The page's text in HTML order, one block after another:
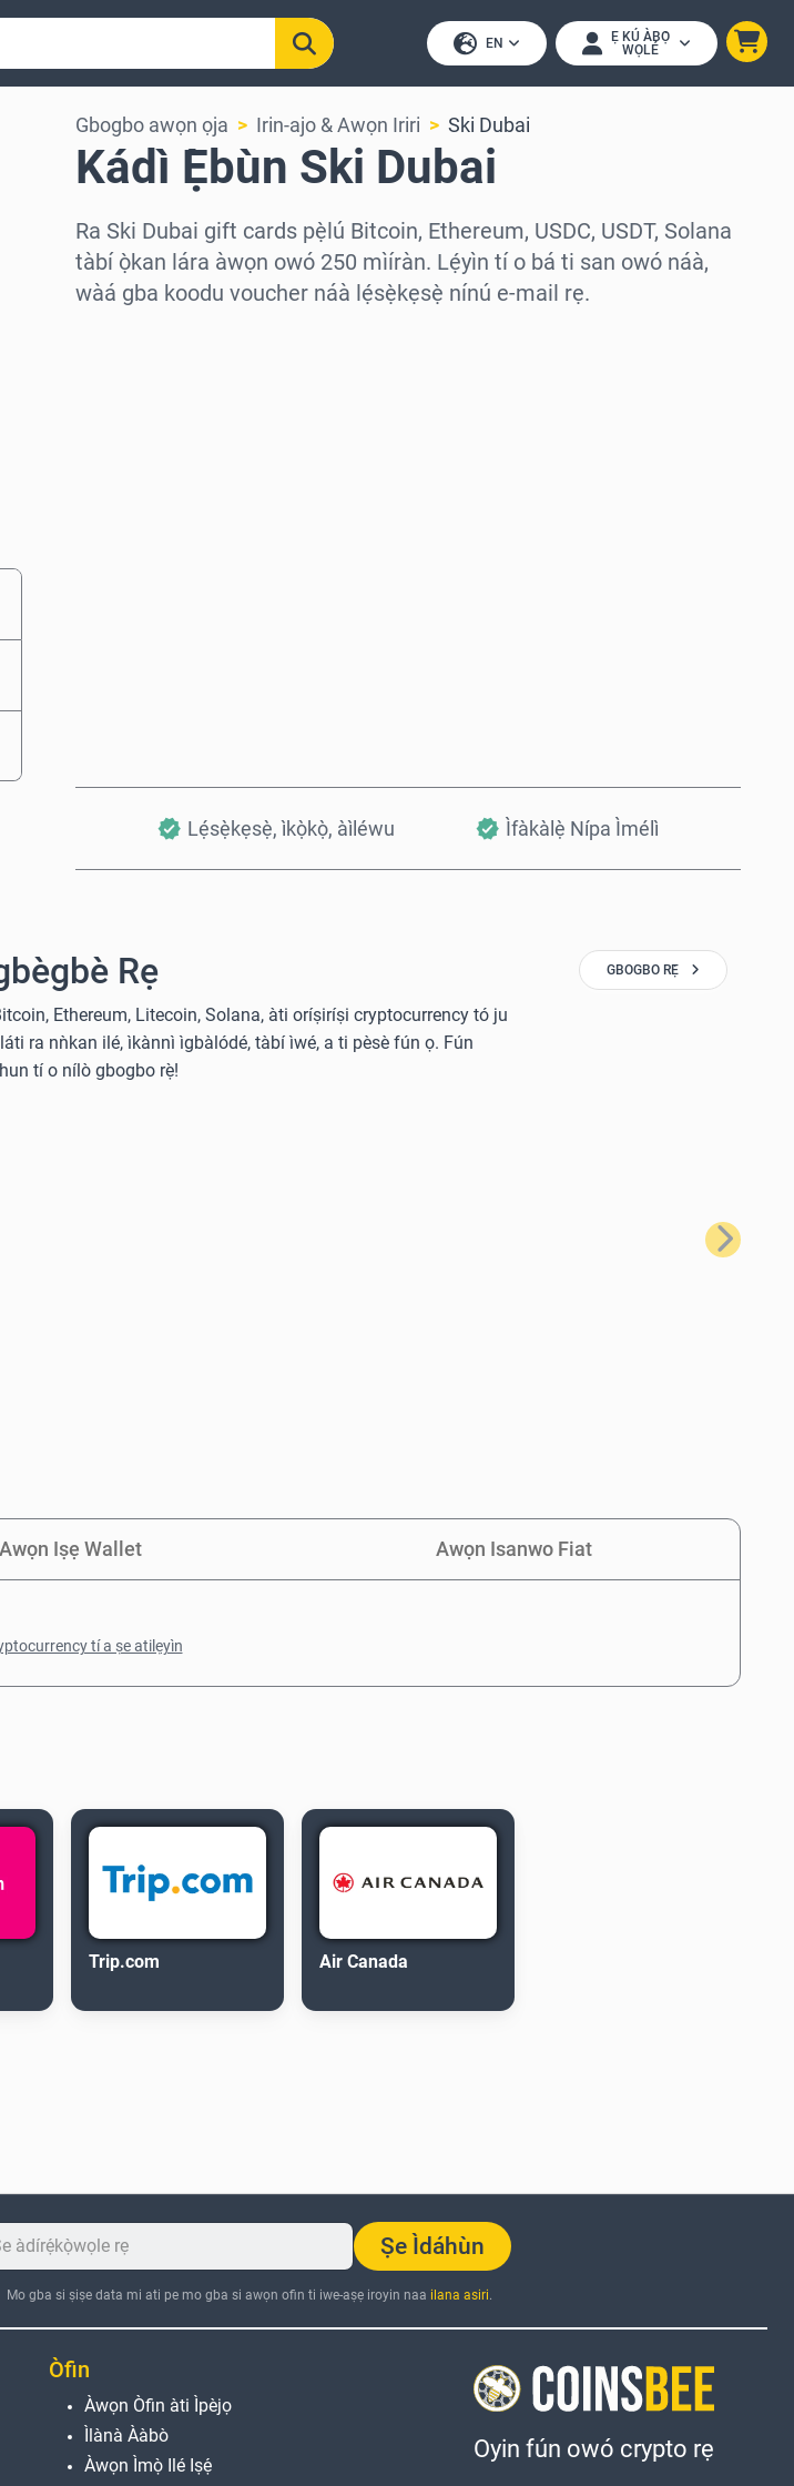
EN
Ẹ KÚ ÀBỌ̀
WỌLÉ
Gbogbo awọn ọja Irin-ajo & Awọn Iriri Ski Dubai
Kádì Ẹ̀bùn Ski Dubai
Ra Ski Dubai gift cards pẹ̀lú Bitcoin, Ethereum, USDC, USDT, Solana
tàbí ọ̀kan lára àwọn owó 250 mìíràn. Lẹ́yìn tí o bá ti san owó náà,
wàá gba koodu voucher náà lẹ́sẹ̀kẹsẹ̀ nínú e-mail rẹ.
Lẹ́sẹ̀kẹsẹ̀, ìkọ̀kọ̀, àìléwu Ìfàkàlẹ̀ Nípa Ìmélì
Rẹ
Ethereum, Litecoin, Solana, àti oríṣiríṣi cryptocurrency tó ju
ra nǹkan ilé, ìkànnì ìgbàlódé, tàbí ìwé, a ti pèsè fún ọ. Fún
tí o nílò gbogbo rẹ̀!
GBOGBO RẸ̀
Tẹ̀lé
Awọn Iṣẹ Wallet Awọn Isanwo Fiat
tí a ṣe atilẹyìn
Trip.com Air Canada
Ṣe Ìdáhùn
Mo gba si ṣiṣe data mi ati pe mo gba si awọn ofin ti iwe-aṣẹ iroyin naa ilana asiri.
Òfin
Àwọn Òfin àti Ìpèjọ
Ìlànà Ààbò
Àwọn Ìmọ̀ Ilé Iṣẹ́
Oyin fún owó crypto rẹ